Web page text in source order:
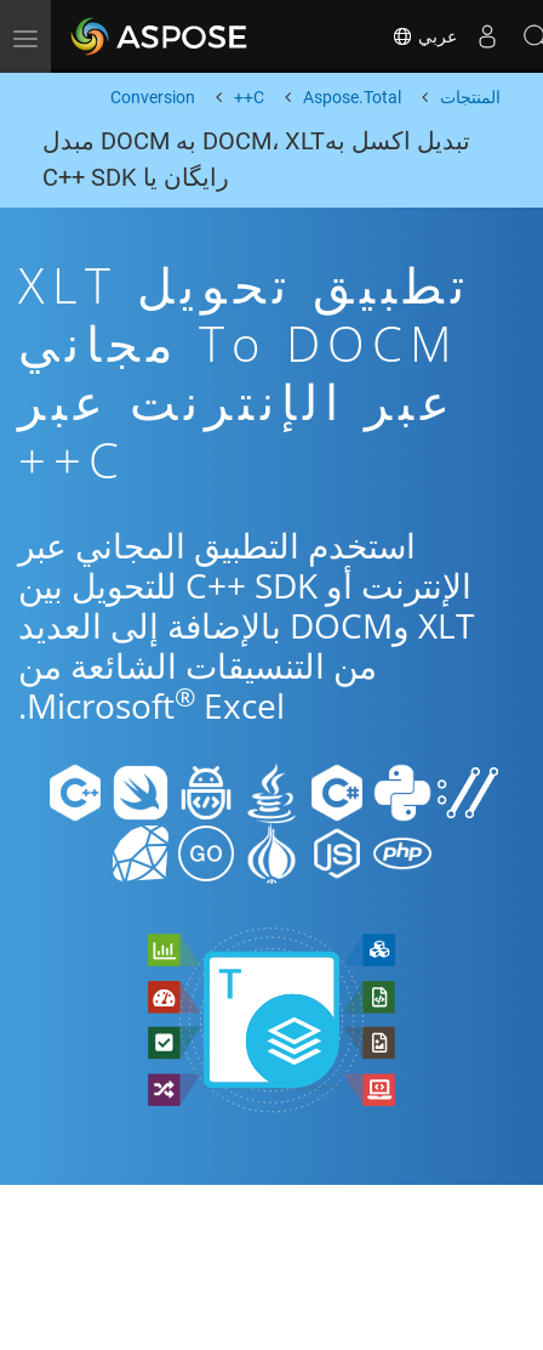
Toggle navigation عربي
المنتجات Aspose.Total
C++
Conversion
تبدیل اکسل بهDOCM، XLT به DOCM مبدل
رایگان یا C++ SDK
تطبيق تحويل XLT
To DOCM مجاني
عبر الإنترنت عبر
C++
استخدم التطبيق المجاني عبر
الإنترنت أو C++ SDK للتحويل بين
XLT وDOCM بالإضافة إلى العديد
من التنسيقات الشائعة من
Microsoft® Excel.